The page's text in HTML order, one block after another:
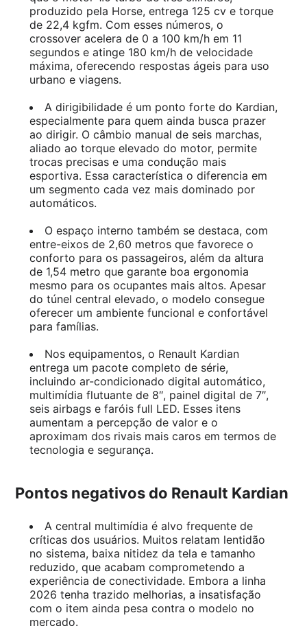
produzido pela Horse, entrega 125 cv e torque
de 22,4 kgfm. Com esses números, o
crossover acelera de 0 a 100 km/h em 11
segundos e atinge 180 km/h de velocidade
máxima, oferecendo respostas ágeis para uso
urbano e viagens.
A dirigibilidade é um ponto forte do Kardian,
especialmente para quem ainda busca prazer
ao dirigir. O câmbio manual de seis marchas,
aliado ao torque elevado do motor, permite
trocas precisas e uma condução mais
esportiva. Essa característica o diferencia em
um segmento cada vez mais dominado por
automáticos.
O espaço interno também se destaca, com
entre-eixos de 2,60 metros que favorece o
conforto para os passageiros, além da altura
de 1,54 metro que garante boa ergonomia
mesmo para os ocupantes mais altos. Apesar
do túnel central elevado, o modelo consegue
oferecer um ambiente funcional e confortável
para famílias.
Nos equipamentos, o Renault Kardian
entrega um pacote completo de série,
incluindo ar-condicionado digital automático,
multimídia flutuante de 8″, painel digital de 7″,
seis airbags e faróis full LED. Esses itens
aumentam a percepção de valor e o
aproximam dos rivais mais caros em termos de
tecnologia e segurança.
Pontos negativos do Renault Kardian
A central multimídia é alvo frequente de
críticas dos usuários. Muitos relatam lentidão
no sistema, baixa nitidez da tela e tamanho
reduzido, que acabam comprometendo a
experiência de conectividade. Embora a linha
2026 tenha trazido melhorias, a insatisfação
com o item ainda pesa contra o modelo no
mercado.